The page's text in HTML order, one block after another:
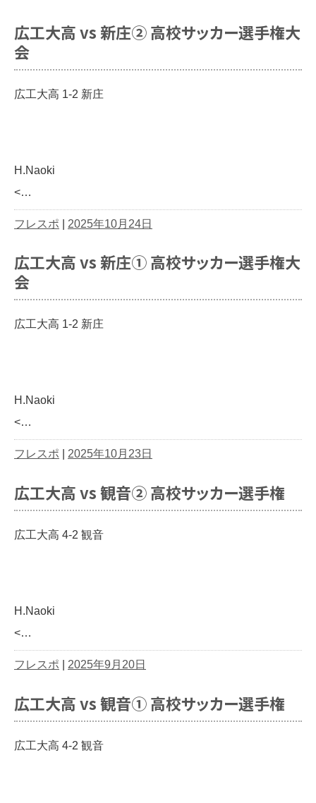
広工大高 vs 新庄② 高校サッカー選手権大
会
広工大高 1-2 新庄
H.Naoki
<…
フレスポ 2025年10月24日
広工大高 vs 新庄① 高校サッカー選手権大
会
広工大高 1-2 新庄
H.Naoki
<…
フレスポ 2025年10月23日
広工大高 vs 観音② 高校サッカー選手権
広工大高 4-2 観音
H.Naoki
<…
フレスポ 2025年9月20日
広工大高 vs 観音① 高校サッカー選手権
広工大高 4-2 観音